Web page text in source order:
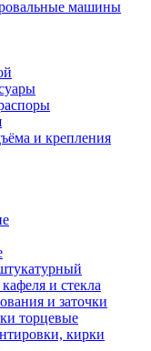
машины
и крепления
и стекла
и заточки
торцевые
кирки